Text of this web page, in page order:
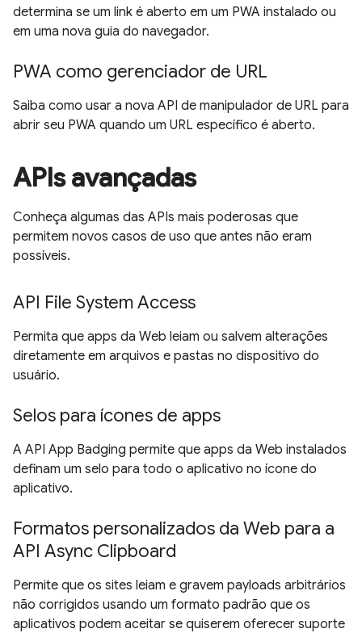
determina se um link é aberto em um PWA instalado ou
em uma nova guia do navegador.
PWA como gerenciador de URL
Saiba como usar a nova API de manipulador de URL para
abrir seu PWA quando um URL específico é aberto.
APIs avançadas
Conheça algumas das APIs mais poderosas que
permitem novos casos de uso que antes não eram
possíveis.
API File System Access
Permita que apps da Web leiam ou salvem alterações
diretamente em arquivos e pastas no dispositivo do
usuário.
Selos para ícones de apps
A API App Badging permite que apps da Web instalados
definam um selo para todo o aplicativo no ícone do
aplicativo.
Formatos personalizados da Web para a
API Async Clipboard
Permite que os sites leiam e gravem payloads arbitrários
não corrigidos usando um formato padrão que os
aplicativos podem aceitar se quiserem oferecer suporte